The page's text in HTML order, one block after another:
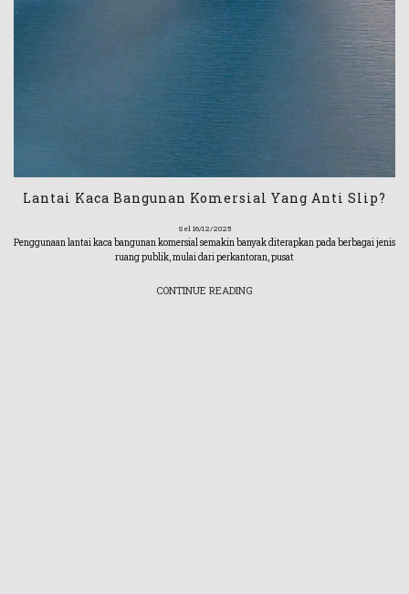
Lantai Kaca Bangunan Komersial Yang Anti Slip?
Sel 16/12/2025
Penggunaan lantai kaca bangunan komersial semakin banyak diterapkan pada berbagai jenis
ruang publik, mulai dari perkantoran, pusat
CONTINUE READING